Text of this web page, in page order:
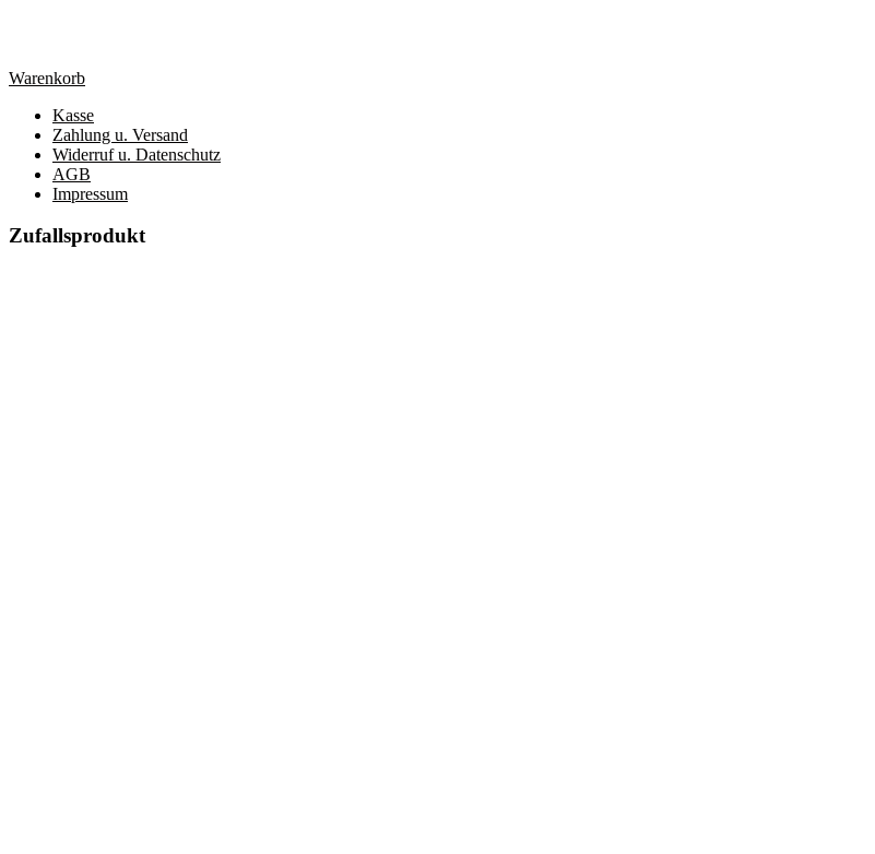
Warenkorb
Kasse
Zahlung u. Versand
Widerruf u. Datenschutz
AGB
Impressum
Zufallsprodukt